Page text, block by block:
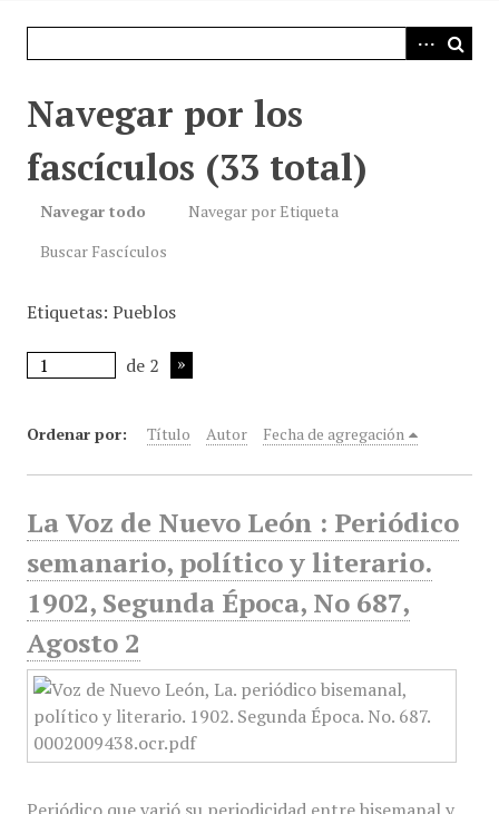
Navegar por los
fascículos (33 total)
Navegar todo
Navegar por Etiqueta
Buscar Fascículos
Etiquetas: Pueblos
de 2
Ordenar por: Título Autor Fecha de agregación
La Voz de Nuevo León : Periódico
semanario, político y literario.
1902, Segunda Época, No 687,
Agosto 2